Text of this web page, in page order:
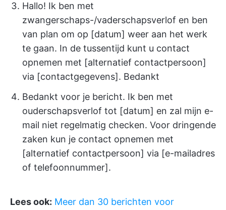
Hallo! Ik ben met
zwangerschaps-/vaderschapsverlof en ben
van plan om op [datum] weer aan het werk
te gaan. In de tussentijd kunt u contact
opnemen met [alternatief contactpersoon]
via [contactgegevens]. Bedankt
Bedankt voor je bericht. Ik ben met
ouderschapsverlof tot [datum] en zal mijn e-
mail niet regelmatig checken. Voor dringende
zaken kun je contact opnemen met
[alternatief contactpersoon] via [e-mailadres
of telefoonnummer].
Lees ook: Meer dan 30 berichten voor